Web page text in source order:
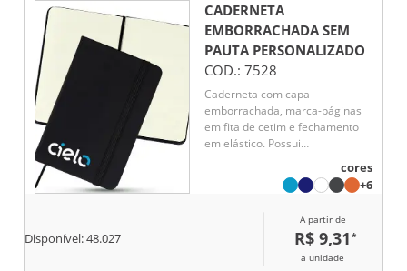
CADERNETA
EMBORRACHADA SEM
PAUTAPERSONALIZADO
COD.: 7528
Caderneta com capa
emborrachada, marca-páginas
em fita de cetim e fechamento
em elástico. Possui
pardas não pautadas.
cores
+6
Disponível:48.027
A partir de
R$ 9,31 *
a unidade